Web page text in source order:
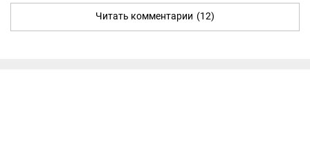
Читать комментарии (12)